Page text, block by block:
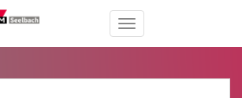
TOGGLE NAVIGATION